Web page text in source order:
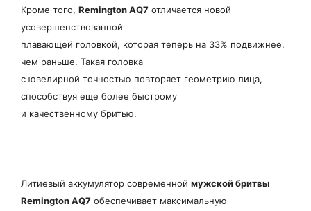
Кроме того, Remington AQ7 отличается новой
усовершенствованной
плавающей головкой, которая теперь на 33% подвижнее,
чем раньше. Такая головка
с ювелирной точностью повторяет геометрию лица,
способствуя еще более быстрому
и качественному бритью.
Литиевый аккумулятор современной мужской бритвы
Remington AQ7 обеспечивает максимальную